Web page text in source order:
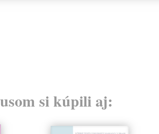
si kúpili aj: